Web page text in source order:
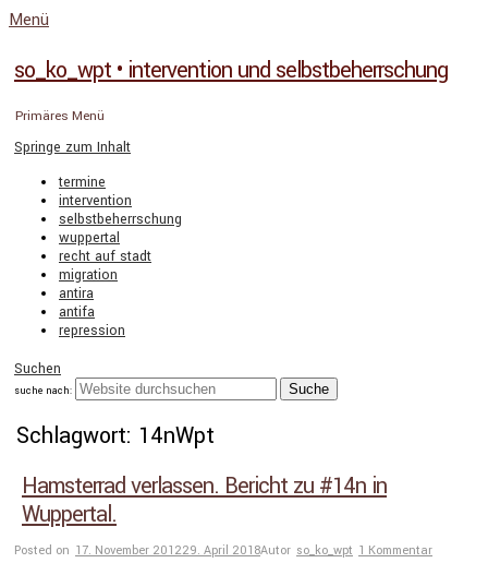
Menü
so_ko_wpt • intervention und selbstbeherrschung
Primäres Menü
Springe zum Inhalt
termine
intervention
selbstbeherrschung
wuppertal
recht auf stadt
migration
antira
antifa
repression
Suchen
suche nach:
Schlagwort: 14nWpt
Hamsterrad verlassen. Bericht zu #14n in
Wuppertal.
Posted on 17. November 201229. April 2018Autor so_ko_wpt 1 Kommentar